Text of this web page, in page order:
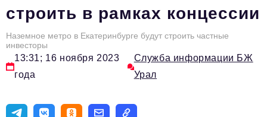
Цитаты
Туризм
Новости
Импортозамещение
ИННОПРОМ
строить в рамках концессии
Наземное метро в Екатеринбурге будут строить частные
инвесторы
13:31; 16 ноября 2023
года
Служба информации БЖ
Урал